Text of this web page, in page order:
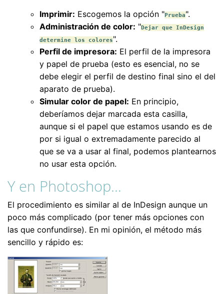
Imprimir: Escogemos la opción "Prueba".
Administración de color: "Dejar que InDesign
determine los colores".
Perfil de impresora: El perfil de la impresora
y papel de prueba (esto es esencial, no se
debe elegir el perfil de destino final sino el del
aparato de prueba).
Simular color de papel: En principio,
deberíamos dejar marcada esta casilla,
aunque si el papel que estamos usando es de
por si igual o extremadamente parecido al
que se va a usar al final, podemos plantearnos
no usar esta opción.
Y en Photoshop…
El procedimiento es similar al de InDesign aunque un
poco más complicado (por tener más opciones con
las que confundirse). En mi opinión, el método más
sencillo y rápido es: